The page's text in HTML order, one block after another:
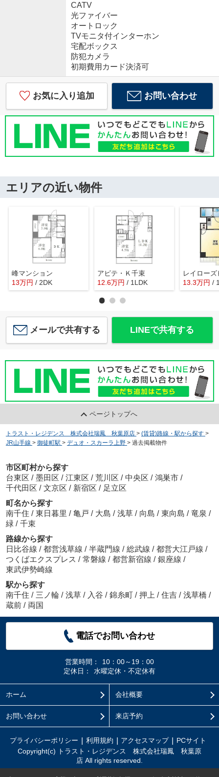
CATV
光ファイバー
オートロック
TVモニタ付インターホン
宅配ボックス
防犯カメラ
初期費用カード決済可
お気に入り追加 お問い合わせ
エリアの近い物件
峰マンション
13万円 / 2DK
アピテ・Ｋ千束
12.6万円 / 1LDK
レイローズ
13.3万円 /
メールで共有する LINEで共有する
ページトップへ
トラスト・レジデンス 株式会社瑞鳳 秋葉原店 > (賃貸)路線・駅から探す >
JR山手線 > 御徒町駅 > デュオ・スカーラ上野 > 過去掲載物件
市区町村から探す
台東区 / 墨田区 / 江東区 / 荒川区 / 中央区 / 鴻巣市 /
千代田区 / 文京区 / 新宿区 / 足立区
町名から探す
南千住 / 東日暮里 / 亀戸 / 大島 / 浅草 / 向島 / 東向島 / 竜泉 /
緑 / 千束
路線から探す
日比谷線 / 都営浅草線 / 半蔵門線 / 総武線 / 都営大江戸線 /
つくばエクスプレス / 常磐線 / 都営新宿線 / 銀座線 /
東武伊勢崎線
駅から探す
南千住 / 三ノ輪 / 浅草 / 入谷 / 錦糸町 / 押上 / 住吉 / 浅草橋 /
蔵前 / 両国
電話でお問い合わせ
営業時間：
10：00～19：00
定休日：
水曜定休・不定休有
ホーム 会社概要
お問い合わせ 来店予約
プライバシーポリシー 利用規約 アクセスマップ
PCサイト
Copyright(c) トラスト・レジデンス 株式会社瑞鳳 秋葉原
店 All rights reserved.